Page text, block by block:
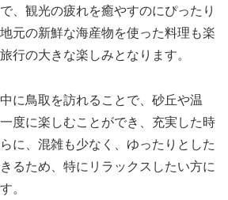
、観光の疲れを癒やすのにぴったり
元の新鮮な海産物を使った料理も楽
行の大きな楽しみとなります。
に鳥取を訪れることで、砂丘や温
度に楽しむことができ、充実した時
に、混雑も少なく、ゆったりとした
るため、特にリラックスしたい方に
。